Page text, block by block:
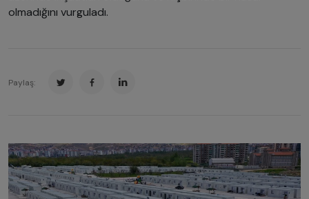
olmadığını vurguladı.
Paylaş: